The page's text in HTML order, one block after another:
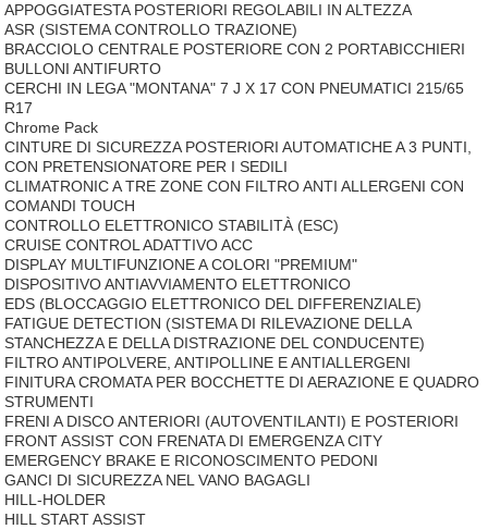
APPOGGIATESTA POSTERIORI REGOLABILI IN ALTEZZA
ASR (SISTEMA CONTROLLO TRAZIONE)
BRACCIOLO CENTRALE POSTERIORE CON 2 PORTABICCHIERI
BULLONI ANTIFURTO
CERCHI IN LEGA "MONTANA" 7 J X 17 CON PNEUMATICI 215/65
R17
Chrome Pack
CINTURE DI SICUREZZA POSTERIORI AUTOMATICHE A 3 PUNTI,
CON PRETENSIONATORE PER I SEDILI
CLIMATRONIC A TRE ZONE CON FILTRO ANTI ALLERGENI CON
COMANDI TOUCH
CONTROLLO ELETTRONICO STABILITÀ (ESC)
CRUISE CONTROL ADATTIVO ACC
DISPLAY MULTIFUNZIONE A COLORI "PREMIUM"
DISPOSITIVO ANTIAVVIAMENTO ELETTRONICO
EDS (BLOCCAGGIO ELETTRONICO DEL DIFFERENZIALE)
FATIGUE DETECTION (SISTEMA DI RILEVAZIONE DELLA
STANCHEZZA E DELLA DISTRAZIONE DEL CONDUCENTE)
FILTRO ANTIPOLVERE, ANTIPOLLINE E ANTIALLERGENI
FINITURA CROMATA PER BOCCHETTE DI AERAZIONE E QUADRO
STRUMENTI
FRENI A DISCO ANTERIORI (AUTOVENTILANTI) E POSTERIORI
FRONT ASSIST CON FRENATA DI EMERGENZA CITY
EMERGENCY BRAKE E RICONOSCIMENTO PEDONI
GANCI DI SICUREZZA NEL VANO BAGAGLI
HILL-HOLDER
HILL START ASSIST